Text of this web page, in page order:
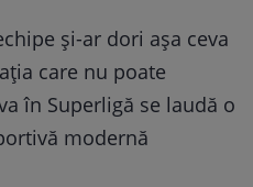
și-ar dori așa ceva
care nu poate
în Superligă se laudă o
modernă